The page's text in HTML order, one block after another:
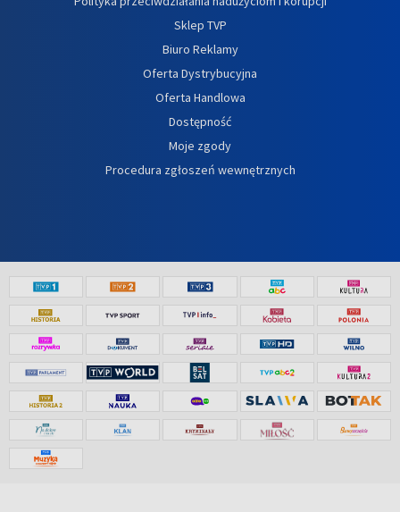
Sklep TVP
Biuro Reklamy
Oferta Dystrybucyjna
Oferta Handlowa
Dostępność
Moje zgody
Procedura zgłoszeń wewnętrznych